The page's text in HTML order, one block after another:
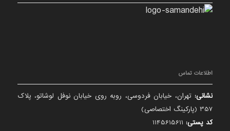
اطلاعات تماس
نشانی: تهران، خیابان فردوسی، روبه روی خیابان نوفل لوشاتو، پلاک
357 (پارکینگ اختصاصی)
کد پستی: